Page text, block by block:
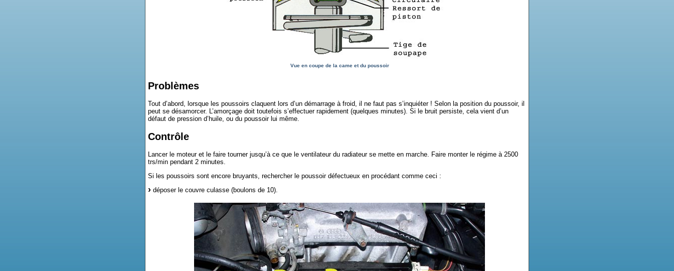
Vue en coupe de la came et du poussoir
Problèmes
Tout d’abord, lorsque les poussoirs claquent lors d’un démarrage à froid, il ne faut pas s’inquiéter ! Selon la position du poussoir, il
peut se désamorcer. L’amorçage doit toutefois s’effectuer rapidement (quelques minutes). Si le bruit persiste, cela vient d’un
défaut de pression d’huile, ou du poussoir lui même.
Contrôle
Lancer le moteur et le faire tourner jusqu’à ce que le ventilateur du radiateur se mette en marche. Faire monter le régime à 2500
trs/min pendant 2 minutes.
Si les poussoirs sont encore bruyants, rechercher le poussoir défectueux en procédant comme ceci :
déposer le couvre culasse (boulons de 10).